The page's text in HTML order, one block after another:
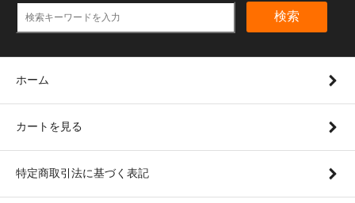
検索
ホーム
カートを見る
特定商取引法に基づく表記